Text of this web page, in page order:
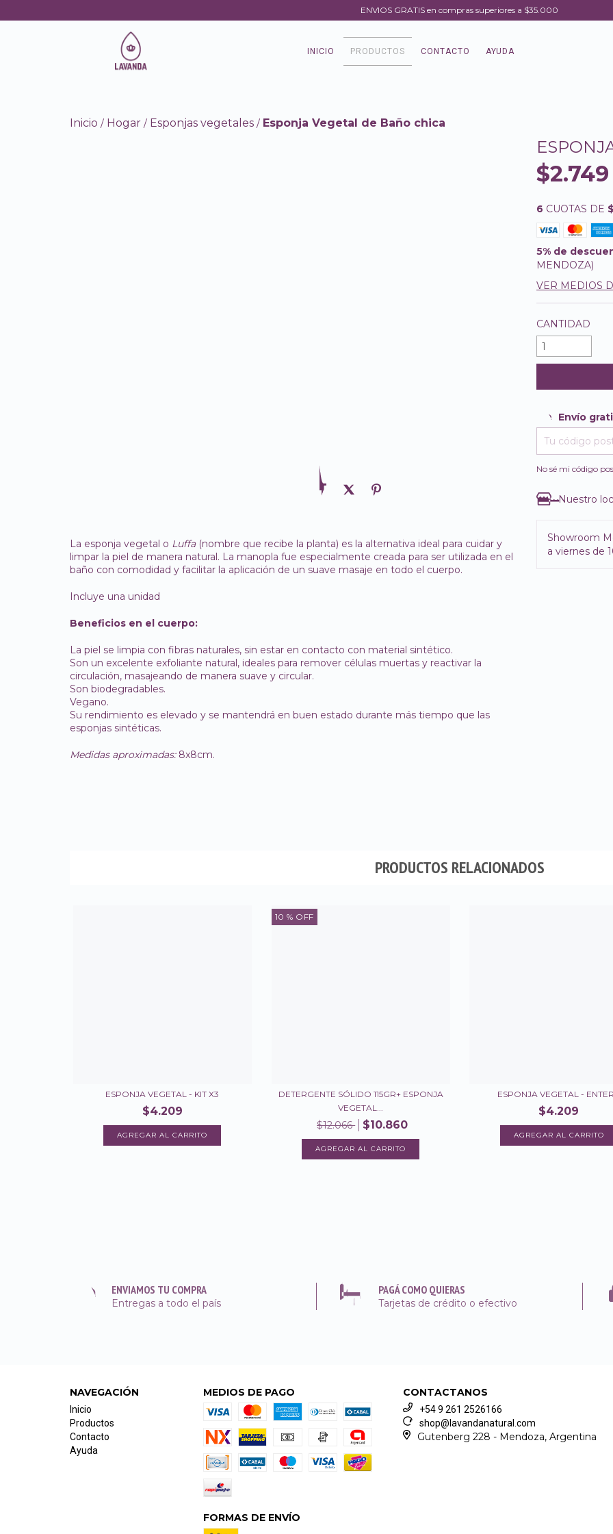
ENVIOS GRATIS en compras superiores a $35.000
INICIO PRODUCTOS CONTACTO AYUDA
Inicio / Hogar / Esponjas vegetales / Esponja Vegetal de Baño chica
La esponja vegetal o Luffa (nombre que recibe la planta) es la alternativa ideal para cuidar y
limpar la piel de manera natural. La manopla fue especialmente creada para ser utilizada en el
baño con comodidad y facilitar la aplicación de un suave masaje en todo el cuerpo.
Incluye una unidad
Beneficios en el cuerpo:
La piel se limpia con fibras naturales, sin estar en contacto con material sintético.
Son un excelente exfoliante natural, ideales para remover células muertas y reactivar la
circulación, masajeando de manera suave y circular.
Son biodegradables.
Vegano.
Su rendimiento es elevado y se mantendrá en buen estado durante más tiempo que las
esponjas sintéticas.
Medidas aproximadas: 8x8cm.
$2.749
6 CUOTAS DE
5% de
MENDOZA)
VER MEDIOS
CANTIDAD
Envío gratis
Entregas para
Envío
No sé mi código
Nuestro
Showroom
a viernes de
PRODUCTOS RELACIONADOS
ESPONJA VEGETAL - KIT X3
$4.209
10 % OFF
DETERGENTE SÓLIDO 115GR+ ESPONJA
VEGETAL...
$12.066 $10.860
ESPONJA VEGETAL -
$4.209
ENVIAMOS TU COMPRA
Entregas a todo el país
PAGÁ COMO QUIERAS
Tarjetas de crédito o efectivo
NAVEGACIÓN
Inicio
Productos
Contacto
Ayuda
MEDIOS DE PAGO
FORMAS DE ENVÍO
CONTACTANOS
+54 9 261 2526166
shop@lavandanatural.com
Gutenberg 228 - Mendoza, Argentina